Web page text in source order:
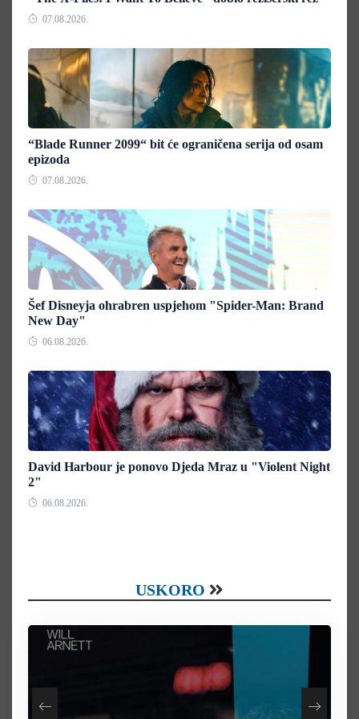
07.08.2026.
“Blade Runner 2099“ bit će ograničena serija od osam
epizoda
07.08.2026.
Šef Disneyja ohrabren uspjehom "Spider-Man: Brand
New Day"
06.08.2026.
David Harbour je ponovo Djeda Mraz u "Violent Night
2"
06.08.2026.
USKORO